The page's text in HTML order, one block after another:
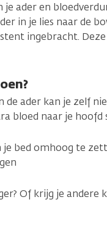
je ader en
in je lies naar de
ingebracht.
de ader kan je zelf
bloed naar je
je bed omhoog te
Of krijg je andere